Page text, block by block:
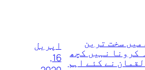
سخت ترین
کرونا نہیں کچھ
نے کئے اہم
اپریل
16,